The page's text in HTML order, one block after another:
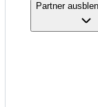
Partner